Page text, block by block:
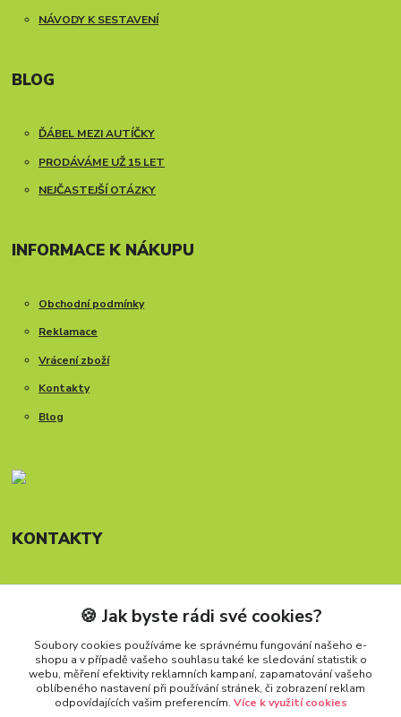
NÁVODY K SESTAVENÍ
BLOG
ĎÁBEL MEZI AUTÍČKY
PRODÁVÁME UŽ 15 LET
NEJČASTEJŠÍ OTÁZKY
INFORMACE K NÁKUPU
Obchodní podmínky
Reklamace
Vrácení zboží
Kontakty
Blog
KONTAKTY
Telefon: +420 777 288 882
Provozní doba Po-Pá, 8-15:30 hod.
info@carforkids.cz
🍪 Jak byste rádi své cookies?
Soubory cookies používáme ke správnému fungování našeho e-
shopu a v případě vašeho souhlasu také ke sledování statistik o
webu, měření efektivity reklamních kampaní, zapamatování vašeho
oblíbeného nastavení při používání stránek, či zobrazení reklam
odpovídajících vašim preferencím. Více k využití cookies